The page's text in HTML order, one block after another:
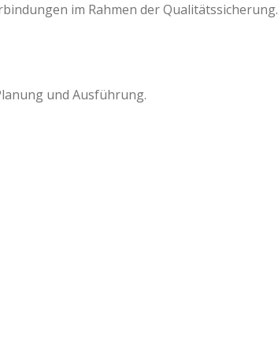
im Rahmen der Qualitätssicherung.
und Ausführung.